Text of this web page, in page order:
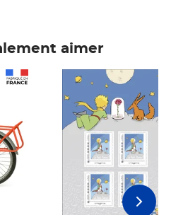
aimer
Prix 7,50€